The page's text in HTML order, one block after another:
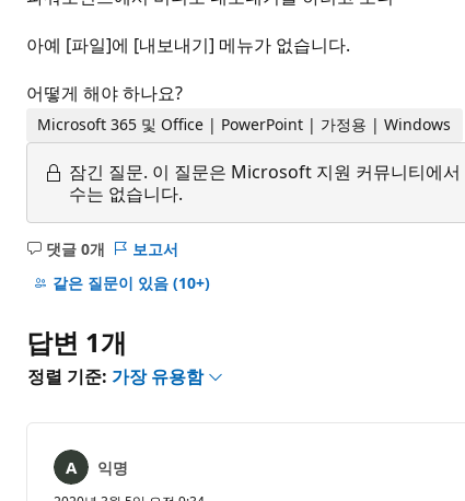
아예 [파일]에 [내보내기] 메뉴가 없습니다.
어떻게 해야 하나요?
Microsoft 365 및 Office | PowerPoint | 가정용 | Windows
잠긴 질문. 이 질문은 Microsoft 지원 커뮤니티에서
수는 없습니다.
댓글 0개
설
명
음
보고서
같은 질문이 있음 (10+)
답변 1개
정렬 기준: 가장 유용함
익명